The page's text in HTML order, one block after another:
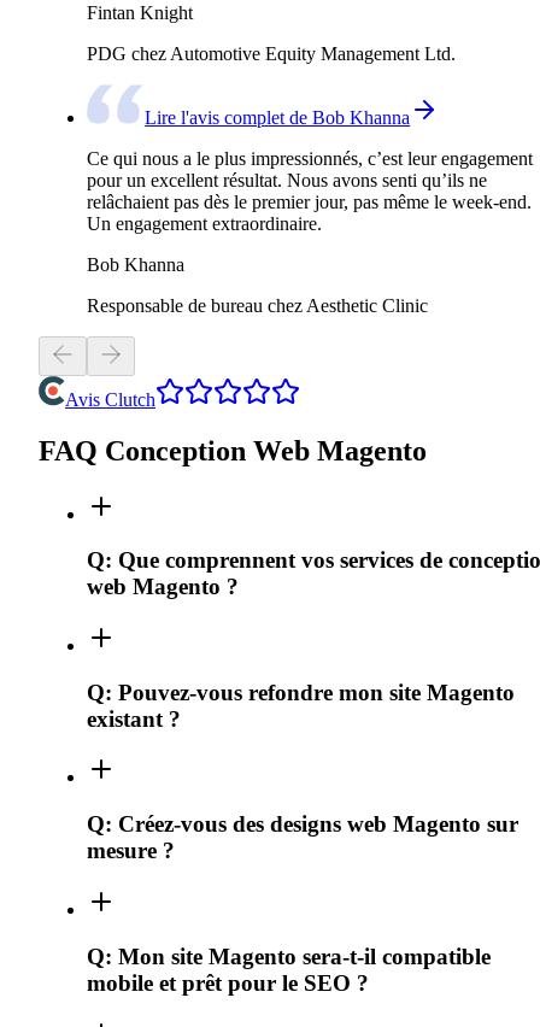
Fintan Knight
PDG chez Automotive Equity Management Ltd.
Lire l'avis complet de Bob Khanna
Ce qui nous a le plus impressionnés, c’est leur engagement
pour un excellent résultat. Nous avons senti qu’ils ne
relâchaient pas dès le premier jour, pas même le week-end.
Un engagement extraordinaire.
Bob Khanna
Responsable de bureau chez Aesthetic Clinic
Avis Clutch
FAQ Conception Web Magento
Q: Que comprennent vos services de
web Magento ?
Q: Pouvez-vous refondre mon site Magento
existant ?
Q: Créez-vous des designs web Magento sur
mesure ?
Q: Mon site Magento sera-t-il compatible
mobile et prêt pour le SEO ?